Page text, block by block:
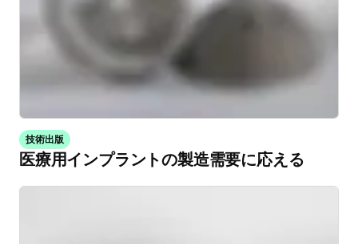
技術出版
医療用インプラントの製造需要に応える